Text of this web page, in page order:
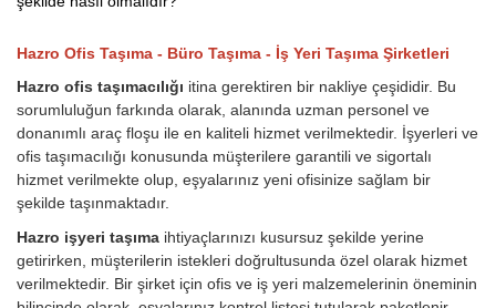
Hazro Ofis Taşıma - Büro Taşıma - İş Yeri Taşıma Şirketleri
Hazro ofis taşımacılığı itina gerektiren bir nakliye çeşididir. Bu
sorumluluğun farkında olarak, alanında uzman personel ve
donanımlı araç floşu ile en kaliteli hizmet verilmektedir. İşyerleri ve
ofis taşımacılığı konusunda müşterilere garantili ve sigortalı
hizmet verilmekte olup, eşyalarınız yeni ofisinize sağlam bir
şekilde taşınmaktadır.
Hazro işyeri taşıma ihtiyaçlarınızı kusursuz şekilde yerine
getirirken, müşterilerin istekleri doğrultusunda özel olarak hizmet
verilmektedir. Bir şirket için ofis ve iş yeri malzemelerinin öneminin